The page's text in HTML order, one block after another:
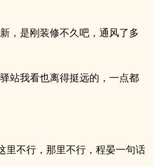
，是刚装修不久吧，通风了多
站我看也离得挺远的，一点都
里不行，那里不行，程晏一句话